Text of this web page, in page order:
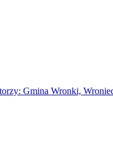
Gmina Wronki,